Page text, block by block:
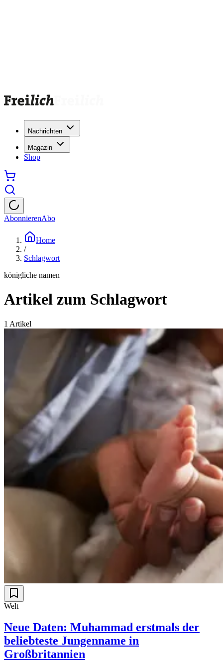
Nachrichten
Magazin
Shop
AbonnierenAbo
Home
/
Schlagwort
königliche namen
Artikel zum Schlagwort
1 Artikel
Welt
Neue Daten: Muhammad erstmals der
beliebteste Jungenname in
Großbritannien